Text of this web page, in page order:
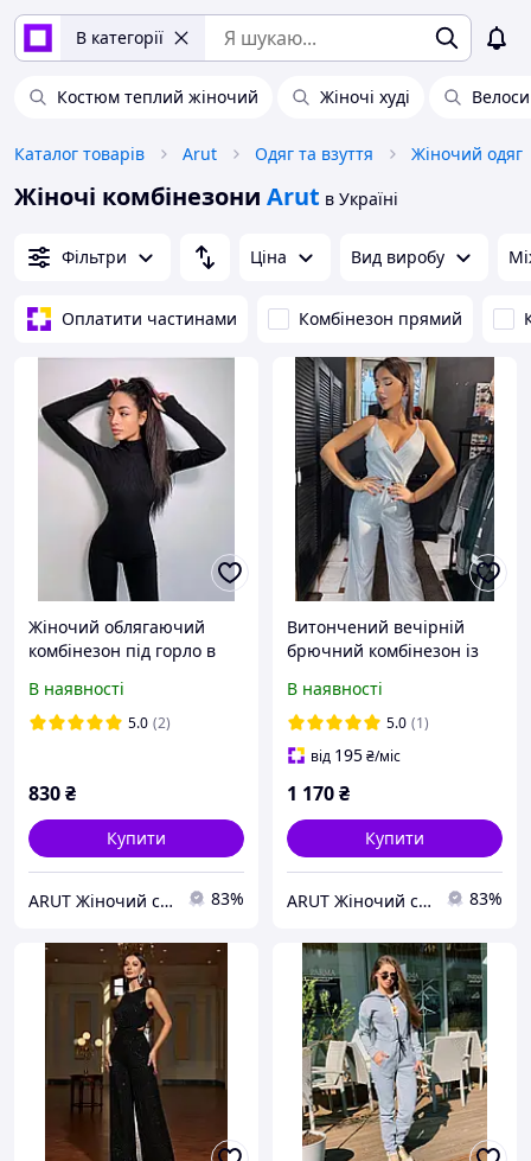
В категорії
Костюм теплий жіночий Жіночі худі
Каталог товарів Arut Одяг та взуття Жіночий одяг
Жіночі комбінезони Arut в Україні
Фільтри Ціна Вид виробу
Оплатити частинами Комбінезон прямий
Жіночий облягаючий
комбінезон під горло в
В наявності
5.0 (2)
830₴
Купити
ARUT Жіночий стильний одяг від українського виробника 83%
Витончений вечірній
брючний комбінезон із
бретелях
В наявності
5.0 (1)
від 195₴/міс
1 170₴
Купити
ARUT Жіночий стильний одяг від українського виробника 83%